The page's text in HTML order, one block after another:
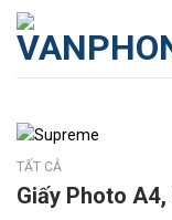
Skip
content
TẤT CẢ
Giấy Photo